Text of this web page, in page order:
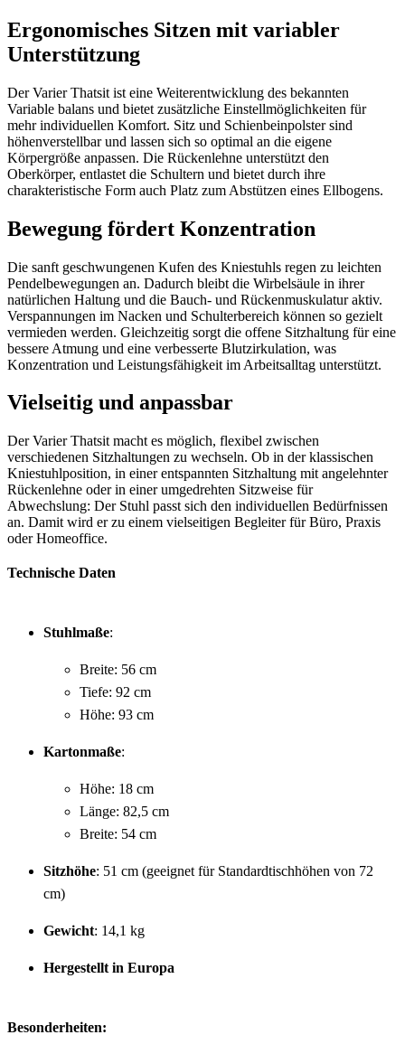
Ergonomisches Sitzen mit variabler
Unterstützung
Der Varier Thatsit ist eine Weiterentwicklung des bekannten
Variable balans und bietet zusätzliche Einstellmöglichkeiten für
mehr individuellen Komfort. Sitz und Schienbeinpolster sind
höhenverstellbar und lassen sich so optimal an die eigene
Körpergröße anpassen. Die Rückenlehne unterstützt den
Oberkörper, entlastet die Schultern und bietet durch ihre
charakteristische Form auch Platz zum Abstützen eines Ellbogens.
Bewegung fördert Konzentration
Die sanft geschwungenen Kufen des Kniestuhls regen zu leichten
Pendelbewegungen an. Dadurch bleibt die Wirbelsäule in ihrer
natürlichen Haltung und die Bauch- und Rückenmuskulatur aktiv.
Verspannungen im Nacken und Schulterbereich können so gezielt
vermieden werden. Gleichzeitig sorgt die offene Sitzhaltung für eine
bessere Atmung und eine verbesserte Blutzirkulation, was
Konzentration und Leistungsfähigkeit im Arbeitsalltag unterstützt.
Vielseitig und anpassbar
Der Varier Thatsit macht es möglich, flexibel zwischen
verschiedenen Sitzhaltungen zu wechseln. Ob in der klassischen
Kniestuhlposition, in einer entspannten Sitzhaltung mit angelehnter
Rückenlehne oder in einer umgedrehten Sitzweise für
Abwechslung: Der Stuhl passt sich den individuellen Bedürfnissen
an. Damit wird er zu einem vielseitigen Begleiter für Büro, Praxis
oder Homeoffice.
Technische Daten
Stuhlmaße:
Breite: 56 cm
Tiefe: 92 cm
Höhe: 93 cm
Kartonmaße:
Höhe: 18 cm
Länge: 82,5 cm
Breite: 54 cm
Sitzhöhe: 51 cm (geeignet für Standardtischhöhen von 72
cm)
Gewicht: 14,1 kg
Hergestellt in Europa
Besonderheiten: